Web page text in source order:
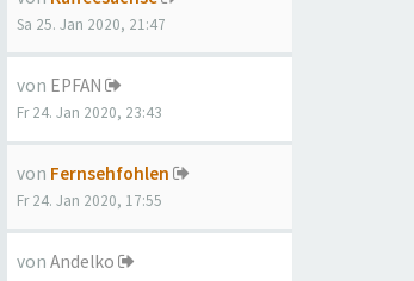
Sa 25. Jan 2020, 21:47
von EPFAN
Fr 24. Jan 2020, 23:43
von Fernsehfohlen
Fr 24. Jan 2020, 17:55
von Andelko